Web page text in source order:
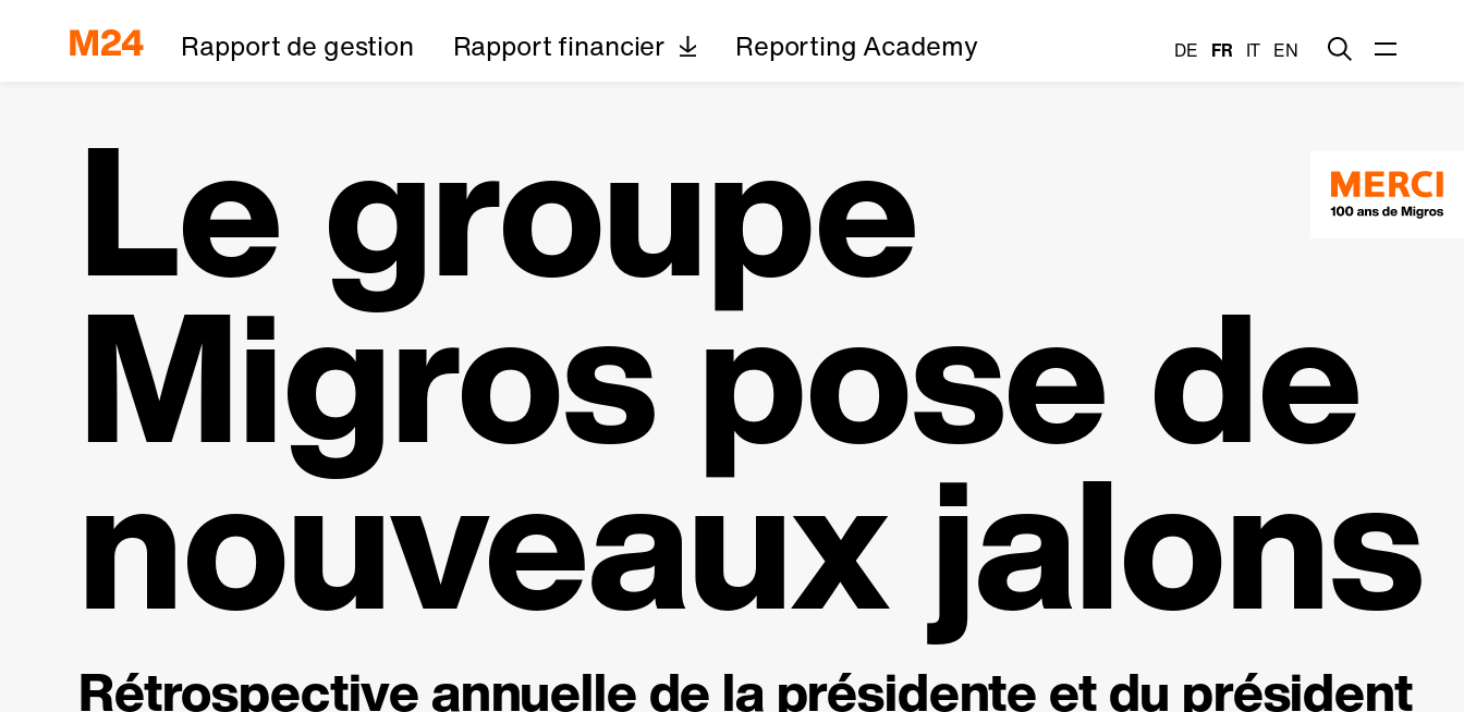
Rapport de gestion Rapport financier Reporting Academy DE FR IT EN
Le groupe
Migros pose de
nouveaux jalons
Rétrospective annuelle de la présidente et du président